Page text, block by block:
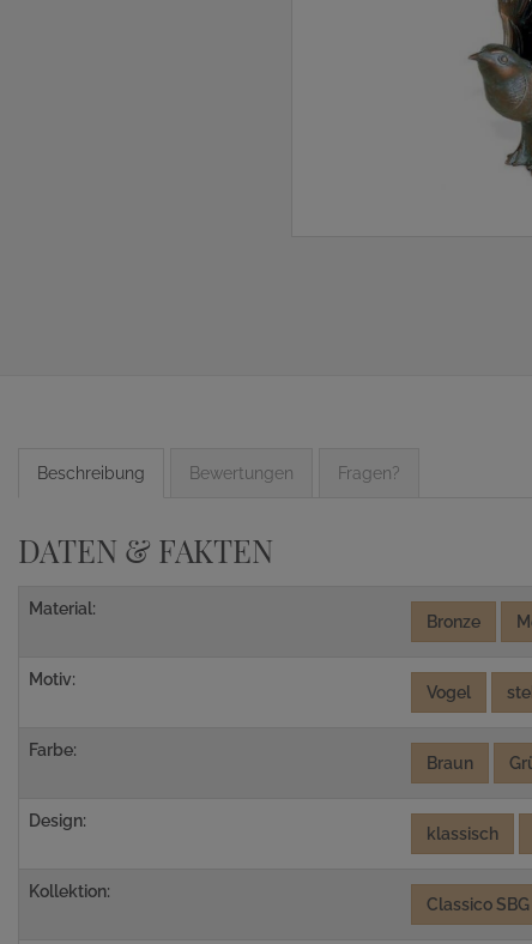
Beschreibung Bewertungen Fragen?
DATEN & FAKTEN
Material:
Bronze
Motiv:
Vogel
Farbe:
Braun
Design:
klassisch
Kollektion:
Classico SBG